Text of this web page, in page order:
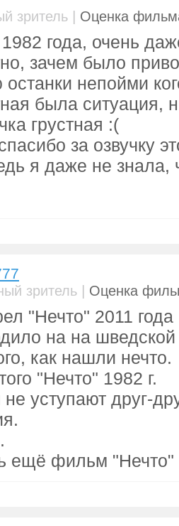
зритель | Оценка
года, очень
зачем было
останки непойми
была ситуация,
грустная :(
за озвучку
я даже не знала,
зритель | Оценка
"Нечто" 2011 года
на на шведской
как нашли нечто.
"Нечто" 1982 г.
уступают друг-
ещё фильм